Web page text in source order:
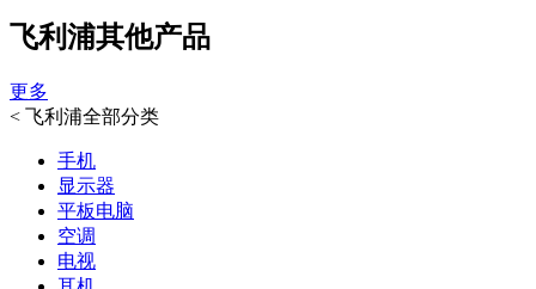
飞利浦其他产品
更多
< 飞利浦全部分类
手机
显示器
平板电脑
空调
电视